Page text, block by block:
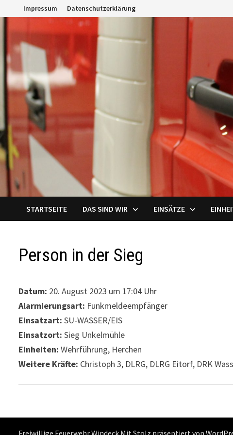
Inhalt
springen
Impressum Datenschutzerklärung
STARTSEITE DAS SIND WIR EINSÄTZE
Person in der Sieg
Datum: 20. August 2023 um 17:04 Uhr
Alarmierungsart: Funkmeldeempfänger
Einsatzart: SU-WASSER/EIS
Einsatzort: Sieg Unkelmühle
Einheiten: Wehrführung, Herchen
Weitere Kräfte: Christoph 3, DLRG, DLRG Eitorf, DRK
Freiwillige Feuerwehr Windeck Mit Stolz präsentiert von